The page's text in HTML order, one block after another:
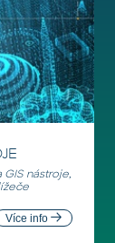
GIS nástroje,
Více info